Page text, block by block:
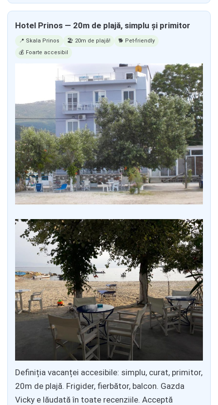
Hotel Prinos — 20m de plajă, simplu și primitor
📍 Skala Prinos 🏖️ 20m de plajă!
🐕 Pet-friendly
💰 Foarte accesibil
Definiția vacanței accesibile: simplu, curat, primitor,
20m de plajă. Frigider, fierbător, balcon. Gazda
Vicky e lăudată în toate recenziile. Acceptă